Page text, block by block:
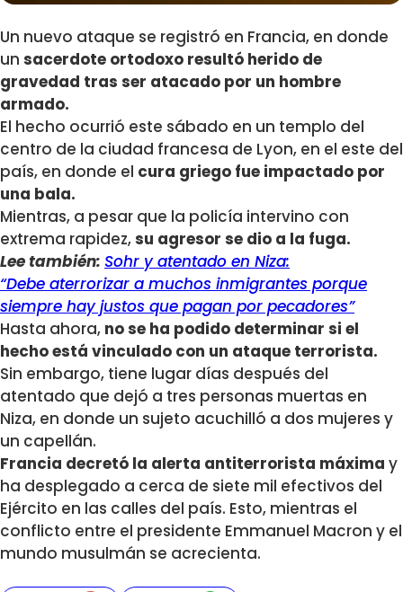
Un nuevo ataque se registró en Francia, en donde
un sacerdote ortodoxo resultó herido de
gravedad tras ser atacado por un hombre
armado.
El hecho ocurrió este sábado en un templo del
centro de la ciudad francesa de Lyon, en el este del
país, en donde el cura griego fue impactado por
una bala.
Mientras, a pesar que la policía intervino con
extrema rapidez,su agresor se dio a la fuga.
Lee también: Sohr y atentado en Niza:
“Debe aterrorizar a muchos inmigrantes porque
siempre hay justos que pagan por pecadores”
Hasta ahora, no se ha podido determinar si el
hecho está vinculado con un ataque terrorista.
Sin embargo, tiene lugar días después del
atentado que dejó a tres personas muertas en
Niza, en donde un sujeto acuchilló a dos mujeres y
un capellán.
Francia decretó la alerta antiterrorista máxima y
ha desplegado a cerca de siete mil efectivos del
Ejército en las calles del país. Esto, mientras el
conflicto entre el presidente Emmanuel Macron y el
mundo musulmán se acrecienta.